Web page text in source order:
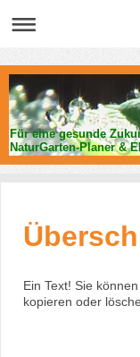
Für eine gesunde
NaturGarten-Planer &
Ein Text! Sie
kopieren oder